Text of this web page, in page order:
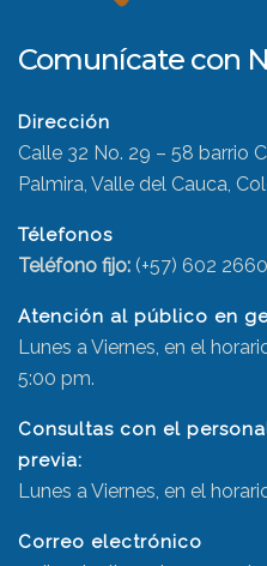
Comunícate con
Dirección
Calle 32 No. 29 – 58 barrio
Palmira, Valle del Cauca,
Télefonos
Teléfono fijo: (+57) 602
Atención al público en
Lunes a Viernes, en el
5:00 pm.
Consultas con el
previa:
Lunes a Viernes, en el
Correo electrónico